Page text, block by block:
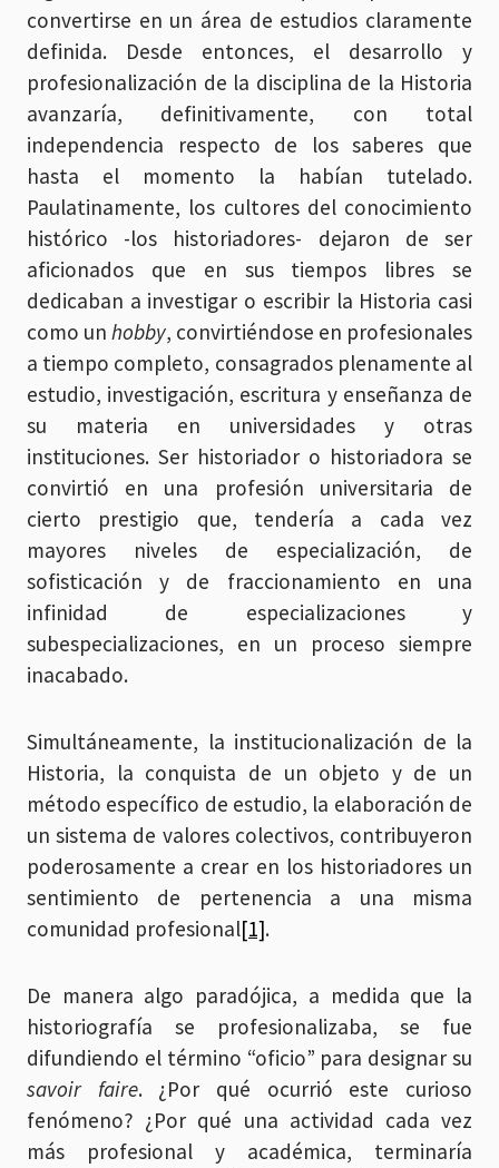
convertirse en un área de estudios claramente
definida. Desde entonces, el desarrollo y
profesionalización de la disciplina de la Historia
avanzaría, definitivamente, con total
independencia respecto de los saberes que
hasta el momento la habían tutelado.
Paulatinamente, los cultores del conocimiento
histórico -los historiadores- dejaron de ser
aficionados que en sus tiempos libres se
dedicaban a investigar o escribir la Historia casi
como un hobby, convirtiéndose en profesionales
a tiempo completo, consagrados plenamente al
estudio, investigación, escritura y enseñanza de
su materia en universidades y otras
instituciones. Ser historiador o historiadora se
convirtió en una profesión universitaria de
cierto prestigio que, tendería a cada vez
mayores niveles de especialización, de
sofisticación y de fraccionamiento en una
infinidad de especializaciones y
subespecializaciones, en un proceso siempre
inacabado.
Simultáneamente, la institucionalización de la
Historia, la conquista de un objeto y de un
método específico de estudio, la elaboración de
un sistema de valores colectivos, contribuyeron
poderosamente a crear en los historiadores un
sentimiento de pertenencia a una misma
comunidad profesional[1].
De manera algo paradójica, a medida que la
historiografía se profesionalizaba, se fue
difundiendo el término “oficio” para designar su
savoir faire. ¿Por qué ocurrió este curioso
fenómeno? ¿Por qué una actividad cada vez
más profesional y académica, terminaría